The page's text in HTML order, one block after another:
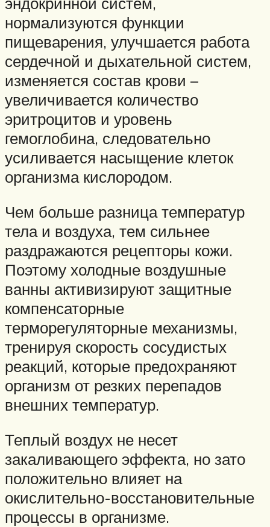
нормализуются функции
пищеварения, улучшается работа
сердечной и дыхательной систем,
изменяется состав крови –
увеличивается количество
эритроцитов и уровень
гемоглобина, следовательно
усиливается насыщение клеток
организма кислородом.
Чем больше разница температур
тела и воздуха, тем сильнее
раздражаются рецепторы кожи.
Поэтому холодные воздушные
ванны активизируют защитные
компенсаторные
терморегуляторные механизмы,
тренируя скорость сосудистых
реакций, которые предохраняют
организм от резких перепадов
внешних температур.
Теплый воздух не несет
закаливающего эффекта, но зато
положительно влияет на
окислительно-восстановительные
процессы в организме.